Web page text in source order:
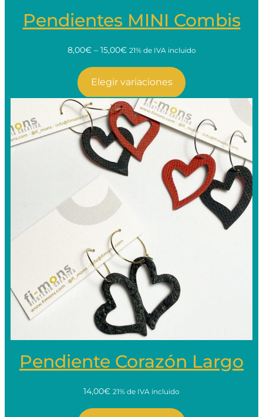
Pendientes MINI Combis
8,00€ – 15,00€ 21% de IVA incluido
Elegir variaciones
Pendiente Corazón Largo
14,00€ 21% de IVA incluido